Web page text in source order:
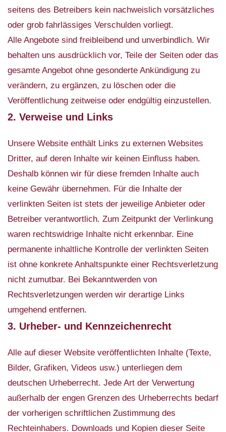
seitens des Betreibers kein nachweislich vorsätzliches
oder grob fahrlässiges Verschulden vorliegt.
Alle Angebote sind freibleibend und unverbindlich. Wir
behalten uns ausdrücklich vor, Teile der Seiten oder das
gesamte Angebot ohne gesonderte Ankündigung zu
verändern, zu ergänzen, zu löschen oder die
Veröffentlichung zeitweise oder endgültig einzustellen.
2. Verweise und Links
Unsere Website enthält Links zu externen Websites
Dritter, auf deren Inhalte wir keinen Einfluss haben.
Deshalb können wir für diese fremden Inhalte auch
keine Gewähr übernehmen. Für die Inhalte der
verlinkten Seiten ist stets der jeweilige Anbieter oder
Betreiber verantwortlich. Zum Zeitpunkt der Verlinkung
waren rechtswidrige Inhalte nicht erkennbar. Eine
permanente inhaltliche Kontrolle der verlinkten Seiten
ist ohne konkrete Anhaltspunkte einer Rechtsverletzung
nicht zumutbar. Bei Bekanntwerden von
Rechtsverletzungen werden wir derartige Links
umgehend entfernen.
3. Urheber- und Kennzeichenrecht
Alle auf dieser Website veröffentlichten Inhalte (Texte,
Bilder, Grafiken, Videos usw.) unterliegen dem
deutschen Urheberrecht. Jede Art der Verwertung
außerhalb der engen Grenzen des Urheberrechts bedarf
der vorherigen schriftlichen Zustimmung des
Rechteinhabers. Downloads und Kopien dieser Seite